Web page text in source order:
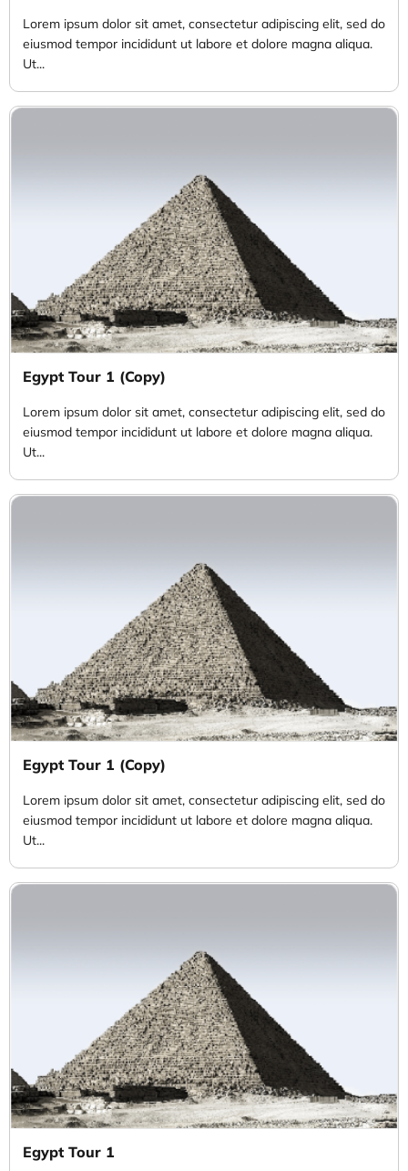
Lorem ipsum dolor sit amet, consectetur adipiscing elit, sed do
eiusmod tempor incididunt ut labore et dolore magna aliqua.
Ut...
Egypt Tour 1 (Copy)
Lorem ipsum dolor sit amet, consectetur adipiscing elit, sed do
eiusmod tempor incididunt ut labore et dolore magna aliqua.
Ut...
Egypt Tour 1 (Copy)
Lorem ipsum dolor sit amet, consectetur adipiscing elit, sed do
eiusmod tempor incididunt ut labore et dolore magna aliqua.
Ut...
Egypt Tour 1